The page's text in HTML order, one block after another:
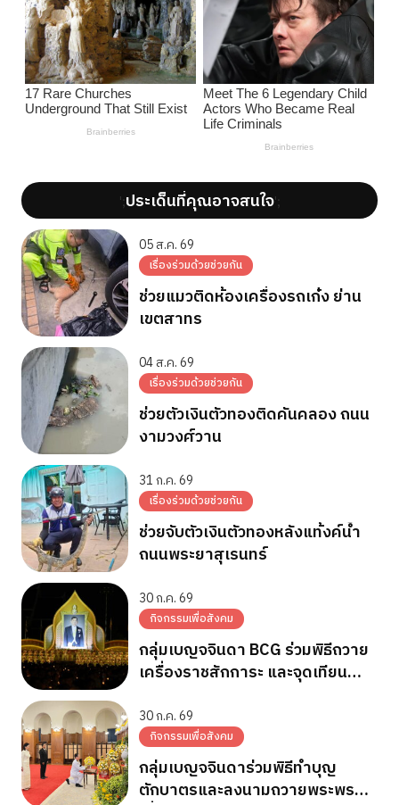
';ประเด็นที่คุณอาจสนใจ';
05 ส.ค. 69
เรื่องร่วมด้วยช่วยกัน
ช่วยแมวติดห้องเครื่องรถเก๋ง ย่าน
เขตสาทร
04 ส.ค. 69
เรื่องร่วมด้วยช่วยกัน
ช่วยตัวเงินตัวทองติดคันคลอง ถนน
งามวงศ์วาน
31 ก.ค. 69
เรื่องร่วมด้วยช่วยกัน
ช่วยจับตัวเงินตัวทองหลังแท้งค์น้ำ
ถนนพระยาสุเรนทร์
30 ก.ค. 69
กิจกรรมเพื่อสังคม
กลุ่มเบญจจินดา BCG ร่วมพิธีถวาย
เครื่องราชสักการะ และจุดเทียน
พระชนมพรรษา 28 ก.ค.2569
30 ก.ค. 69
กิจกรรมเพื่อสังคม
กลุ่มเบญจจินดาร่วมพิธีทำบุญ
ตักบาตรและลงนามถวายพระพร